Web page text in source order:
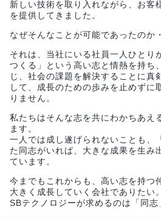
新しい技術を取り入れながら、お客
を提供してきました。
なぜそんなことが可能であったのか
それは、当社にいる社員一人ひとり
つくる」という高い志と情熱を持ち
じ、社会の課題を解決することに真
して、成長のための歩みを止めずに
りません。
私たちはそんな志を共にわかちあえ
ます。
一人では成し遂げられないことも、
た同志がいれば、大きな成果を生み
ています。
今までもこれからも、高い志を持つ
大きく成長していく会社でありたい。
SBテクノロジーが求めるのは「同志